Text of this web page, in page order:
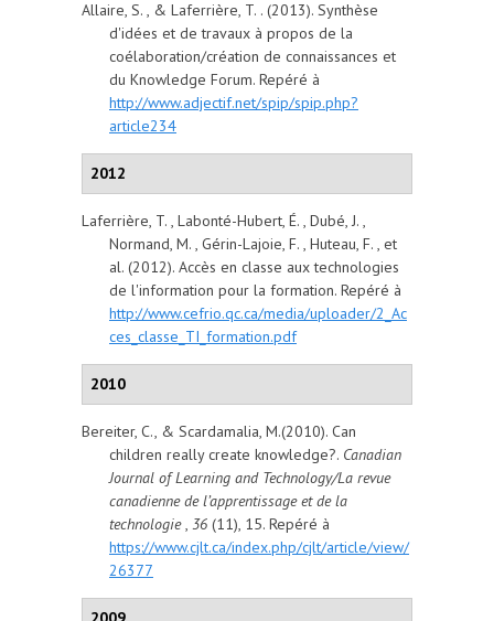
Allaire, S. , & Laferrière, T. . (2013). Synthèse
d'idées et de travaux à propos de la
coélaboration/création de connaissances et
du Knowledge Forum. Repéré à
http://www.adjectif.net/spip/spip.php?
article234
2012
Laferrière, T. , Labonté-Hubert, É. , Dubé, J. ,
Normand, M. , Gérin-Lajoie, F. , Huteau, F. , et
al. (2012). Accès en classe aux technologies
de l'information pour la formation. Repéré à
http://www.cefrio.qc.ca/media/uploader/2_Ac
ces_classe_TI_formation.pdf
2010
Bereiter, C., & Scardamalia, M.(2010). Can
children really create knowledge?. Canadian
Journal of Learning and Technology/La revue
canadienne de l’apprentissage et de la
technologie, 36 (11), 15. Repéré à
https://www.cjlt.ca/index.php/cjlt/article/view/
26377